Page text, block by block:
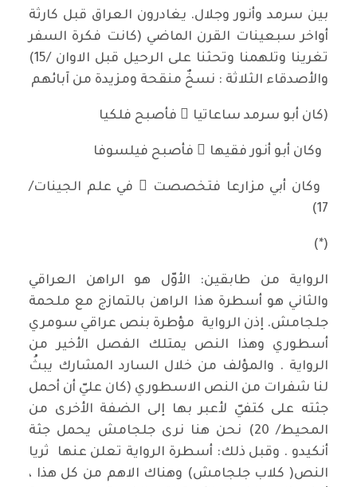
بين سرمد وأنور وجلال. يغادرون العراق قبل كارثة
أواخر سبعينات القرن الماضي (كانت فكرة السفر
تغرينا وتلهمنا وتحثنا على الرحيل قبل الاوان /15)
والأصدقاء الثلاثة : نسخٌ منقحة ومزيدة من آبائهم
(كان أبو سرمد ساعاتيا ً فأصبح فلكيا
وكان أبو أنور فقيها ً فأصبح فيلسوفا
وكان أبي مزارعا فتخصصت ُ في علم الجينات/
17)
(*)
الرواية من طابقين: الأوّل هو الراهن العراقي
والثاني هو أسطرة هذا الراهن بالتمازج مع ملحمة
جلجامش. إذن الرواية مؤطرة بنص عراقي سومري
أسطوري وهذا النص يمتلك الفصل الأخير من
الرواية . والمؤلف من خلال السارد المشارك يبثُ
لنا شفرات من النص الاسطوري (كان عليّ أن أحمل
جثته على كتفيّ لأعبر بها إلى الضفة الأخرى من
المحيط/ 20) نحن هنا نرى جلجامش يحمل جثة
أنكيدو . وقبل ذلك: أسطرة الرواية تعلن عنها ثريا
النص( كلاب جلجامش) وهناك الاهم من كل هذا ،